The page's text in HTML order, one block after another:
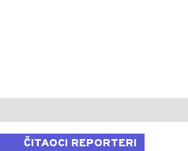
ČITAOCI REPORTERI